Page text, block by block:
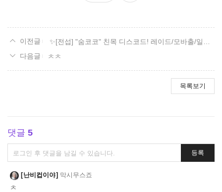
✨[전섭] "숨코코" 친목 디스코드! 레이드/모바출/일숙/잡담✨
ㅊㅊ
목록보기
댓글 5
댓
글
쓰
기
등록
난비컵이야 막시무스죠
ㅊ